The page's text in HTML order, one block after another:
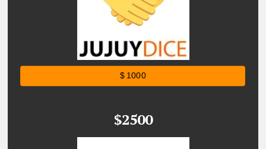
$ 1000
$2500